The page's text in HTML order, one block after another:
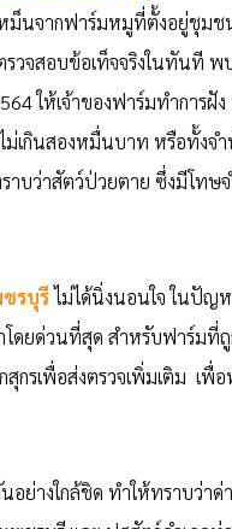
เหม็นจากฟาร์มหมูที่ตั้งอยู่ชุ
จสอบข้อเท็จจริงในทันที พ
ให้เจ้าของฟาร์มทำการฝั
ม่เกินสองหมื่นบาท หรือทั้งจ
าบว่าสัตว์ป่วยตาย ซึ่งมีโท
รบุรีไม่ได้นิ่งนอนใจ ในปัญ
ยด่วนที่สุด สำหรับฟาร์มที่ถู
กรเพื่อส่งตรวจเพิ่มเติม เพื่
อย่างใกล้ชิด ทำให้ทราบว่า